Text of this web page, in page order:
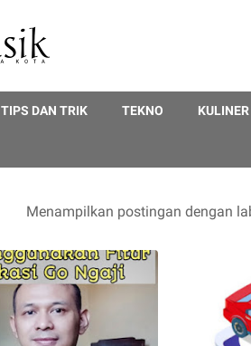
TIPS DAN TRIK TEKNO KULINER
Menampilkan postingan dengan